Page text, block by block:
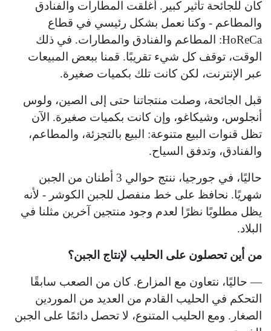
كان للجائحة تأثير كبير. أُغلقت المطارات والفنادق
والمطاعم - وكنا نعمل بشكل رئيسي في قطاع
HoReCa: المطاعم والفنادق والمطارات. في ذلك
الوقت، توقف كل شيء تقريبًا. قمنا ببعض المبيعات
عبر الإنترنت، لكن كانت تلك بكميات صغيرة.
قبل الجائحة، وصلت منتجاتنا حتى إلى الصين، ولوس
أنجلوس، وشيكاغو، وإن كانت بكميات صغيرة. الآن
تظل قنوات البيع متنوعة: البيع بالتجزئة، والمطاعم،
والفنادق، وتدفق السياح.
حاليًا، في جورجيا، ننتج حوالي 3 أطنان من الجبن
شهريًا. نحافظ على خط منفصل للجبن الكوشر - لأنه
يظل مطلوبًا نظرًا لعدم وجود منتجين آخرين مثلنا في
البلاد.
من أين تحصلون على الحليب لإنتاج الجبن؟
— حاليًا، نتعاون مع المزارع. كان من الصعب سابقًا
التحكم في الحليب القادم من العديد من الموردين
الصغار. ومع الحليب المتنوع، لا تحصل دائمًا على الجبن